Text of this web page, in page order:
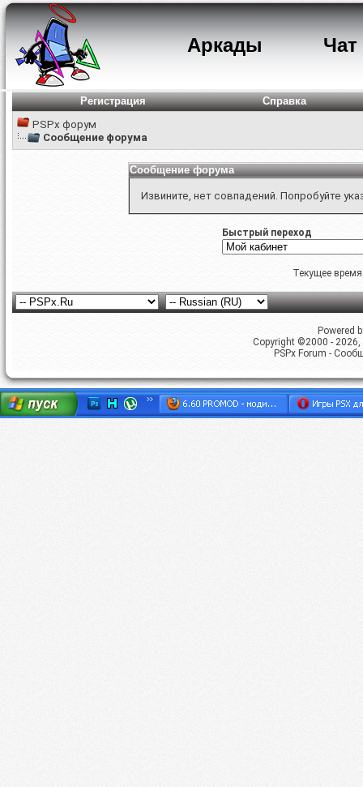
Аркады Чат
Регистрация
Справка
PSPx форум
Сообщение форума
Сообщение форума
Извините, нет совпадений. Попробуйте
Быстрый переход
Текущее
Powered
Copyright ©2000 -
PSPx Forum -